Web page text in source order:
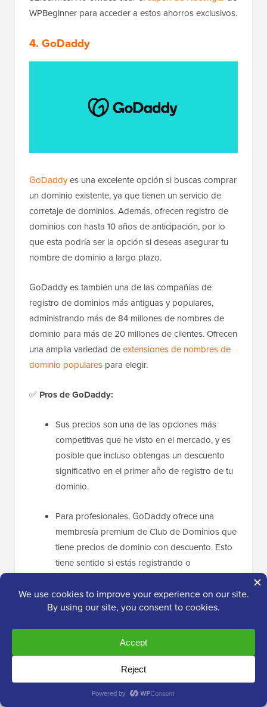
WPBeginner para acceder a estos ahorros exclusivos.
4. GoDaddy
GoDaddyes una excelente opción si buscas comprar
un dominio existente, ya que tienen un servicio de
corretaje de dominios. Además, ofrecen registro de
dominios con hasta 10 años de anticipación, por lo
que esta podría ser la opción si deseas asegurar tu
nombre de dominio a largo plazo.
GoDaddy es también una de las compañías de
registro de dominios más antiguas y populares,
administrando más de 84 millones de nombres de
dominio para más de 20 millones de clientes. Ofrecen
una amplia variedad deextensiones de nombres de
dominio populares para elegir.
✅ Pros de GoDaddy:
Sus precios son una de las opciones más
competitivas que he visto en el mercado, y es
posible que incluso obtengas un descuento
significativo en el primer año de registro de tu
dominio.
Para profesionales, GoDaddy ofrece una
membresía premium de Club de Dominios que
tiene precios de dominio con descuento. Esto
tiene sentido si estás registrando o
dominio.
de dominios potente y fácil de usar que te
permite transferir tu nombre de dominio,
cambiar servidores de nombres, actualizar
información de contacto, etc.